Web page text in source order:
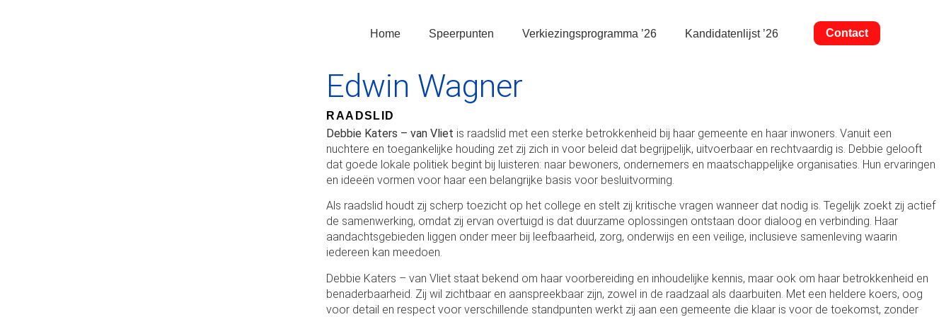
Home Speerpunten Verkiezingsprogramma ’26 Kandidatenlijst ’26 Contact
Edwin Wagner
RAADSLID
Debbie Katers – van Vliet is raadslid met een sterke betrokkenheid bij haar gemeente en haar inwoners. Vanuit een
nuchtere en toegankelijke houding zet zij zich in voor beleid dat begrijpelijk, uitvoerbaar en rechtvaardig is. Debbie gelooft
dat goede lokale politiek begint bij luisteren: naar bewoners, ondernemers en maatschappelijke organisaties. Hun ervaringen
en ideeën vormen voor haar een belangrijke basis voor besluitvorming.
Als raadslid houdt zij scherp toezicht op het college en stelt zij kritische vragen wanneer dat nodig is. Tegelijk zoekt zij actief
de samenwerking, omdat zij ervan overtuigd is dat duurzame oplossingen ontstaan door dialoog en verbinding. Haar
aandachtsgebieden liggen onder meer bij leefbaarheid, zorg, onderwijs en een veilige, inclusieve samenleving waarin
iedereen kan meedoen.
Debbie Katers – van Vliet staat bekend om haar voorbereiding en inhoudelijke kennis, maar ook om haar betrokkenheid en
benaderbaarheid. Zij wil zichtbaar en aanspreekbaar zijn, zowel in de raadzaal als daarbuiten. Met een heldere koers, oog
voor detail en respect voor verschillende standpunten werkt zij aan een gemeente die klaar is voor de toekomst, zonder